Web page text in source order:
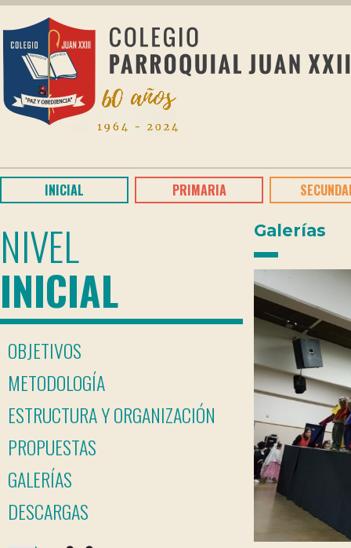
INICIAL PRIMARIA
NIVEL
INICIAL
OBJETIVOS
METODOLOGÍA
ESTRUCTURA Y ORGANIZACIÓN
PROPUESTAS
GALERÍAS
DESCARGAS
Galerías